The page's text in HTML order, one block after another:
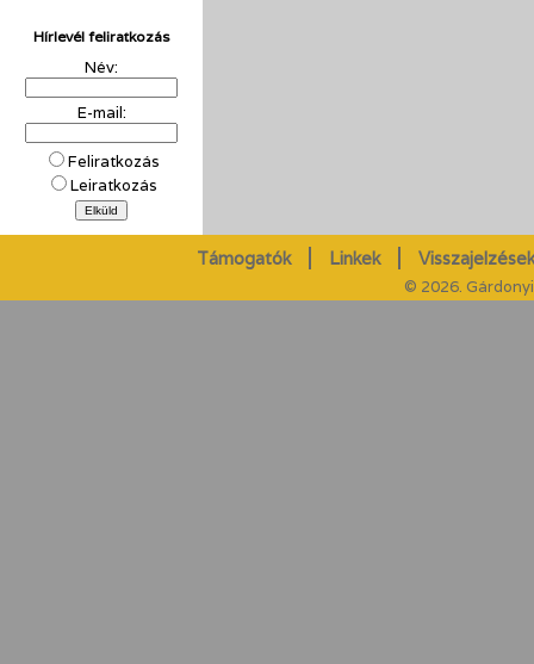
Hírlevél feliratkozás
Név:
E-mail:
Feliratkozás
Leiratkozás
Támogatók Linkek
© 2026.